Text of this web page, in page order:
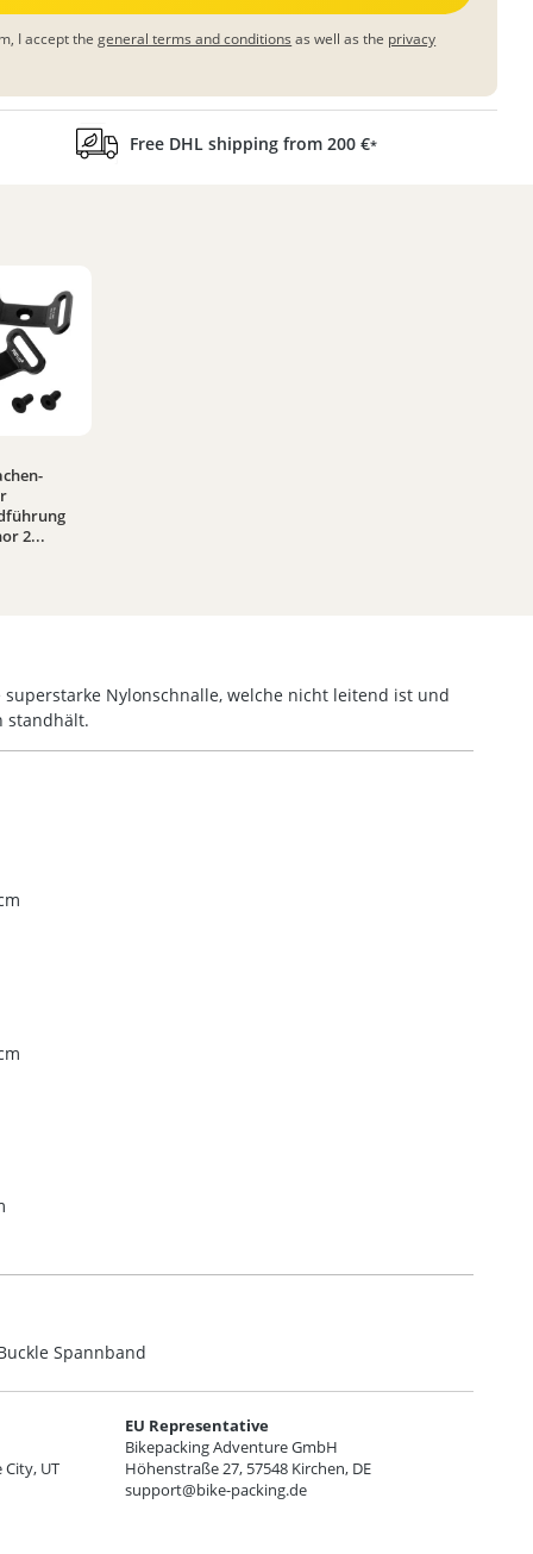
I accept thegeneral terms and conditions as well as the privacy
Free DHL shipping from 200 €*
of 4.9 out of 5 stars
2...
superstarke Nylonschnalle, welche nicht leitend ist und
standhält.
Spannband
UT
EU Representative
Bikepacking Adventure GmbH
Höhenstraße 27, 57548 Kirchen, DE
support@bike-packing.de